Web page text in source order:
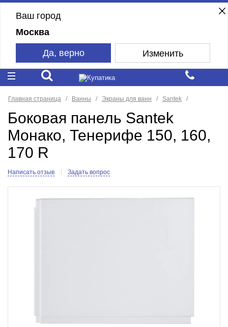
Ваш город
Москва
Да, верно Изменить
Главная страница Ванны Экраны для ванн Santek
Боковая панель Santek
Монако, Тенерифе 150, 160,
170 R
Написать отзыв Задать вопрос